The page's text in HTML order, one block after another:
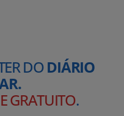
DODIÁRIO
GRATUITO.